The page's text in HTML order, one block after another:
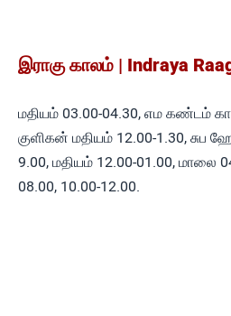
இராகு காலம் | Indraya
மதியம் 03.00-04.30, எம கண்டம்
குளிகன் மதியம் 12.00-1.30,
9.00, மதியம் 12.00-01.00, மாலை
08.00, 10.00-12.00.